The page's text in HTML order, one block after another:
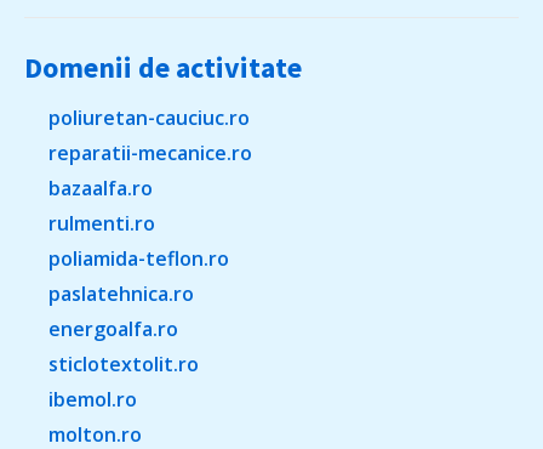
Domenii de activitate
poliuretan-cauciuc.ro
reparatii-mecanice.ro
bazaalfa.ro
rulmenti.ro
poliamida-teflon.ro
paslatehnica.ro
energoalfa.ro
sticlotextolit.ro
ibemol.ro
molton.ro